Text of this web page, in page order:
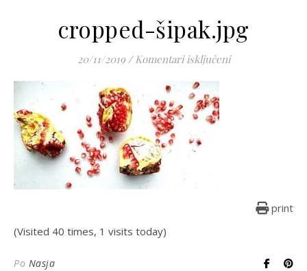
cropped-šipak.jpg
20/11/2019 / Komentari isključeniza cropped-
print
(Visited 40 times, 1 visits today)
Po Nasja